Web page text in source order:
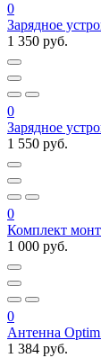
0
Зарядное
1 350 руб.
0
Зарядное
1 550 руб.
0
Комплект
1 000 руб.
0
Антенна
1 384 руб.